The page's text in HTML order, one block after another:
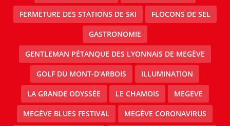
FERMETURE DES STATIONS DE SKI FLOCONS DE SEL
GASTRONOMIE
GENTLEMAN PÉTANQUE DES LYONNAIS DE MEGÈVE
GOLF DU MONT-D'ARBOIS ILLUMINATION
LA GRANDE ODYSSÉE LE CHAMOIS MEGEVE
MEGÈVE BLUES FESTIVAL MEGÈVE CORONAVIRUS